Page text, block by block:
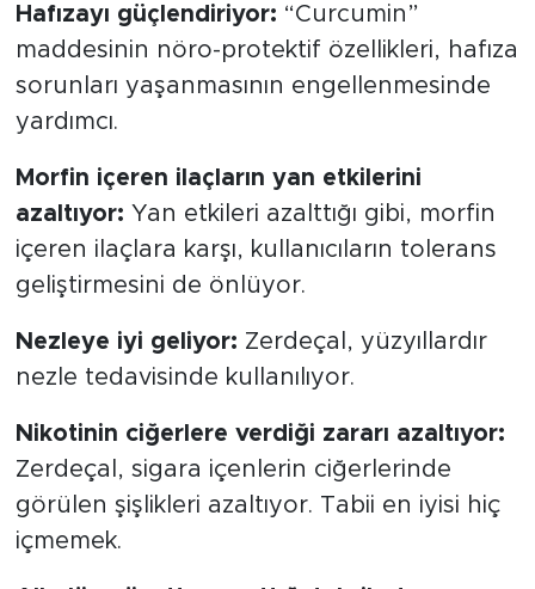
Hafızayı güçlendiriyor: “Curcumin”
maddesinin nöro-protektif özellikleri, hafıza
sorunları yaşanmasının engellenmesinde
yardımcı.
Morfin içeren ilaçların yan etkilerini
azaltıyor: Yan etkileri azalttığı gibi, morfin
içeren ilaçlara karşı, kullanıcıların tolerans
geliştirmesini de önlüyor.
Nezleye iyi geliyor: Zerdeçal, yüzyıllardır
nezle tedavisinde kullanılıyor.
Nikotinin ciğerlere verdiği zararı azaltıyor:
Zerdeçal, sigara içenlerin ciğerlerinde
görülen şişlikleri azaltıyor. Tabii en iyisi hiç
içmemek.